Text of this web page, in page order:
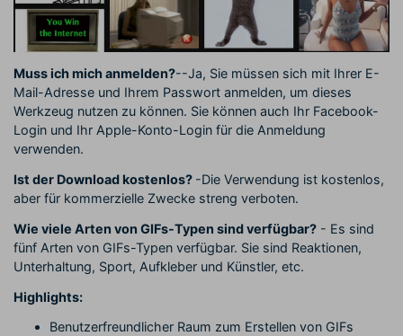
Muss ich mich anmelden?--Ja, Sie müssen sich mit Ihrer E-
Mail-Adresse und Ihrem Passwort anmelden, um dieses
Werkzeug nutzen zu können. Sie können auch Ihr Facebook-
Login und Ihr Apple-Konto-Login für die Anmeldung
verwenden.
Ist der Download kostenlos? -Die Verwendung ist kostenlos,
aber für kommerzielle Zwecke streng verboten.
Wie viele Arten von GIFs-Typen sind verfügbar? - Es sind
fünf Arten von GIFs-Typen verfügbar. Sie sind Reaktionen,
Unterhaltung, Sport, Aufkleber und Künstler, etc.
Highlights:
Benutzerfreundlicher Raum zum Erstellen von GIFs